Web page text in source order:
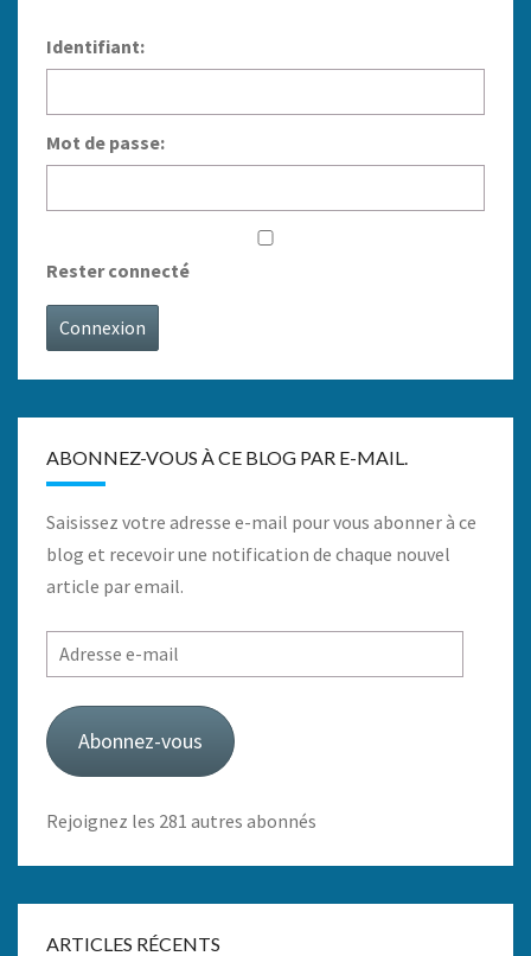
Identifiant:
Mot de passe:
Rester connecté
Connexion
ABONNEZ-VOUS À CE BLOG PAR E-MAIL.
Saisissez votre adresse e-mail pour vous abonner à ce
blog et recevoir une notification de chaque nouvel
article par email.
Adresse
e-
mail
Abonnez-vous
Rejoignez les 281 autres abonnés
ARTICLES RÉCENTS